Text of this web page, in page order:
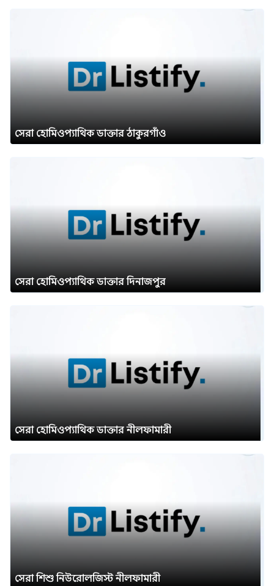
সেরা হোমিওপ্যাথিক ডাক্তার ঠাকুরগাঁও
সেরা হোমিওপ্যাথিক ডাক্তার দিনাজপুর
সেরা হোমিওপ্যাথিক ডাক্তার নীলফামারী
সেরা শিশু নিউরোলজিস্ট নীলফামারী